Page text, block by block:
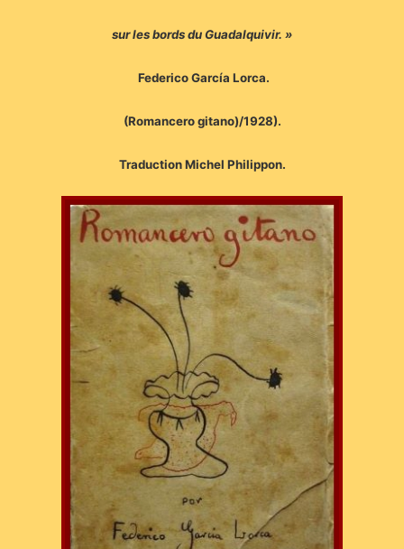
sur les bords du Guadalquivir. »
Federico García Lorca.
(Romancero gitano)/1928).
Traduction Michel Philippon.